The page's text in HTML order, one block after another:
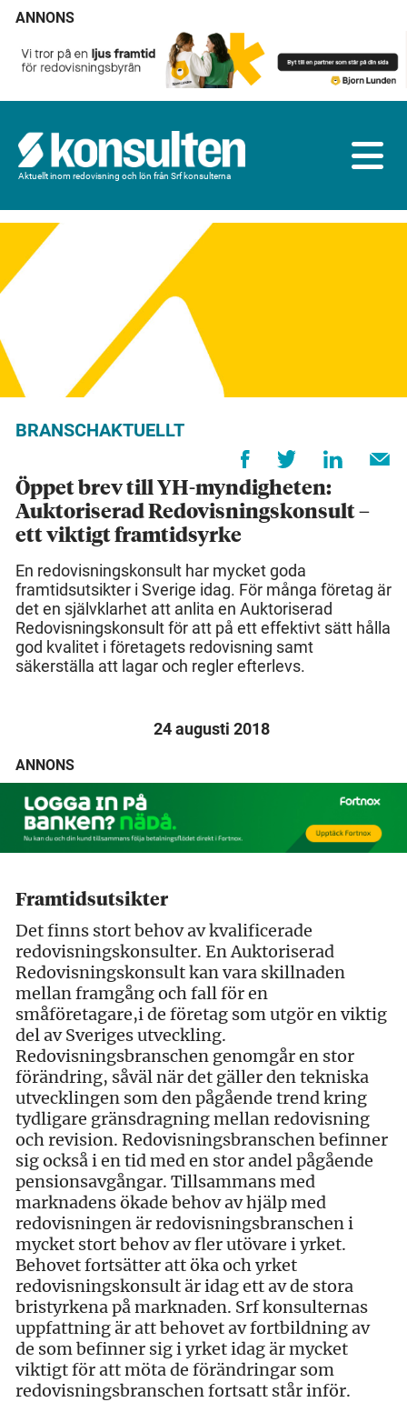
ANNONS
Aktuellt inom redovisning och lön från Srf konsulterna
BRANSCHAKTUELLT
Öppet brev till YH-myndigheten:
Auktoriserad Redovisningskonsult –
ett viktigt framtidsyrke
En redovisningskonsult har mycket goda
framtidsutsikter i Sverige idag. För många företag är
det en självklarhet att anlita en Auktoriserad
Redovisningskonsult för att på ett effektivt sätt hålla
god kvalitet i företagets redovisning samt
säkerställa att lagar och regler efterlevs.
24 augusti 2018
ANNONS
Framtidsutsikter
Det finns stort behov av kvalificerade
redovisningskonsulter. En Auktoriserad
Redovisningskonsult kan vara skillnaden
mellan framgång och fall för en
småföretagare,i de företag som utgör en viktig
del av Sveriges utveckling.
Redovisningsbranschen genomgår en stor
förändring, såväl när det gäller den tekniska
utvecklingen som den pågående trend kring
tydligare gränsdragning mellan redovisning
och revision. Redovisningsbranschen befinner
sig också i en tid med en stor andel pågående
pensionsavgångar. Tillsammans med
marknadens ökade behov av hjälp med
redovisningen är redovisningsbranschen i
mycket stort behov av fler utövare i yrket.
Behovet fortsätter att öka och yrket
redovisningskonsult är idag ett av de stora
bristyrkena på marknaden. Srf konsulternas
uppfattning är att behovet av fortbildning av
de som befinner sig i yrket idag är mycket
viktigt för att möta de förändringar som
redovisningsbranschen fortsatt står inför.